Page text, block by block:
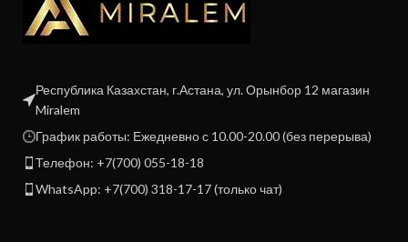
Республика Казахстан, г.Астана, ул. Орынбор 12 магазин
Miralem
График работы: Ежедневно с 10.00-20.00 (без перерыва)
Телефон: +7(700) 055-18-18
WhatsApp: +7(700) 318-17-17 (только чат)